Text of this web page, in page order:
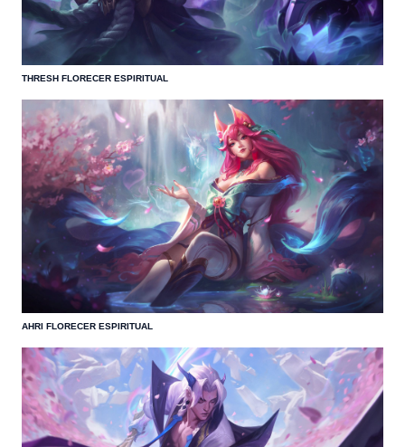
THRESH FLORECER ESPIRITUAL
AHRI FLORECER ESPIRITUAL